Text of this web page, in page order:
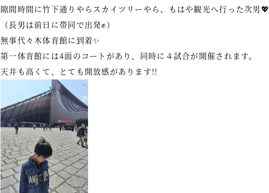
隙間時間に竹下通りやらスカイツリーやら、もはや観光へ行った次男💖
（長男は前日に帯同で出発✊）
無事代々木体育館に到着✨
第一体育館には4面のコートがあり、同時に４試合が開催されます。
天井も高くて、とても開放感があります!!